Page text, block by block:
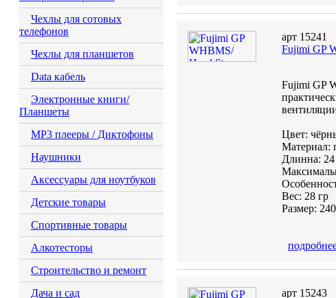
Чехлы для сотовых
телефонов
Чехлы для планшетов
Data кабель
Электронные книги/
Планшеты
MP3 плееры / Диктофоны
Наушники
Аксессуары для ноутбуков
Детские товары
Спортивные товары
Алкотесторы
Строительство и ремонт
Дача и сад
арт 15241
Fujimi GP
Fujimi GP
Цвет:
Материал:
Длинна:
Вес: 28 гр
Размер:
арт 15243